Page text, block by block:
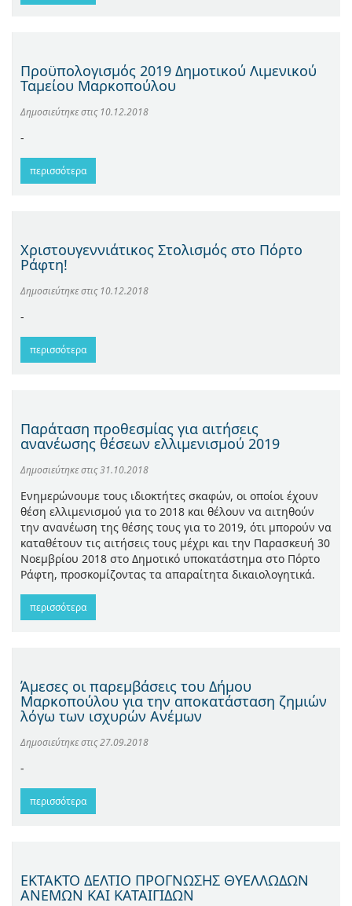
Προϋπολογισμός 2019 Δημοτικού Λιμενικού
Ταμείου Μαρκοπούλου
Δημοσιεύτηκε στις10.12.2018
-
περισσότερα
Χριστουγεννιάτικος Στολισμός στο Πόρτο
Ράφτη!
Δημοσιεύτηκε στις10.12.2018
-
περισσότερα
Παράταση προθεσμίας για αιτήσεις
ανανέωσης θέσεων ελλιμενισμού 2019
Δημοσιεύτηκε στις31.10.2018
Ενημερώνουμε τους ιδιοκτήτες σκαφών, οι οποίοι έχουν
θέση ελλιμενισμού για το 2018 και θέλουν να αιτηθούν
την ανανέωση της θέσης τους για το 2019, ότι μπορούν να
καταθέτουν τις αιτήσεις τους μέχρι και την Παρασκευή 30
Νοεμβρίου 2018 στο Δημοτικό υποκατάστημα στο Πόρτο
Ράφτη, προσκομίζοντας τα απαραίτητα δικαιολογητικά.
περισσότερα
Άμεσες οι παρεμβάσεις του Δήμου
Μαρκοπούλου για την αποκατάσταση ζημιών
λόγω των ισχυρών Ανέμων
Δημοσιεύτηκε στις27.09.2018
-
περισσότερα
ΕΚΤΑΚΤΟ ΔΕΛΤΙΟ ΠΡΟΓΝΩΣΗΣ ΘΥΕΛΛΩΔΩΝ
ΑΝΕΜΩΝ ΚΑΙ ΚΑΤΑΙΓΙΔΩΝ